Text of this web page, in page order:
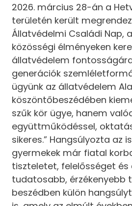
2026. március 28-án a
területén került
Állatvédelmi Családi Nap,
közösségi élményeken
állatvédelem
generációk
ügyünk az állatvédelem
köszöntőbeszédében
szűk kör ügye, hanem
együttműködéssel,
sikeres.” Hangsúlyozta az
gyermekek már fiatal
tiszteletet, felelősséget
tudatosabb, érzékenyebb
beszédben külön